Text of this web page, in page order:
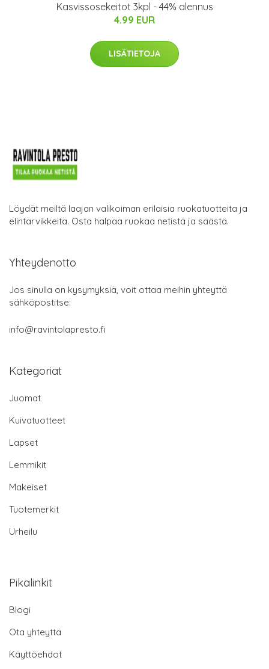
Kasvissosekeitot 3kpl - 44% alennus
4.99 EUR
LISÄTIETOJA
Löydät meiltä laajan valikoiman erilaisia ruokatuotteita ja
elintarvikkeita. Osta halpaa ruokaa netistä ja säästä.
Yhteydenotto
Jos sinulla on kysymyksiä, voit ottaa meihin yhteyttä
sähköpostitse:
info@ravintolapresto.fi
Kategoriat
Juomat
Kuivatuotteet
Lapset
Lemmikit
Makeiset
Tuotemerkit
Urheilu
Pikalinkit
Blogi
Ota yhteyttä
Käyttöehdot